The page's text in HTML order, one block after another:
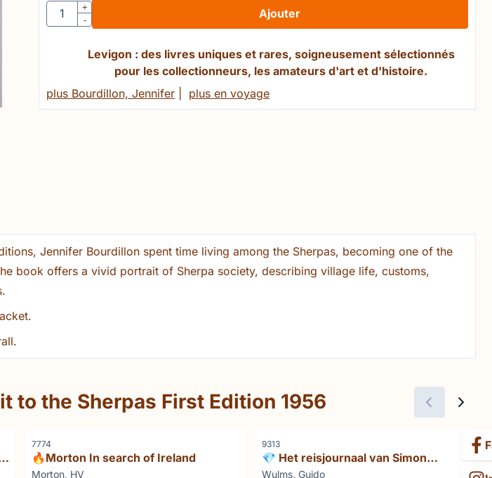
Quantité
+
-
Ajouter
Levigon : des livres uniques et rares, soigneusement sélectionnés
pour les collectionneurs, les amateurs d'art et d'histoire.
plus Bourdillon, Jennifer| plus en voyage
Jennifer Bourdillon spent time living among the Sherpas, becoming one of the
book offers a vivid portrait of Sherpa society, describing village life, customs,
to the Sherpas First Edition 1956
Référence
7774
🔥Morton In search of Ireland
Marque :
Morton, HV
Référence
9313
💎 Het reisjournaal van Simon
Michaël Coninckx (1772–1775) – 18de-
Marque :
Wulms, Guido